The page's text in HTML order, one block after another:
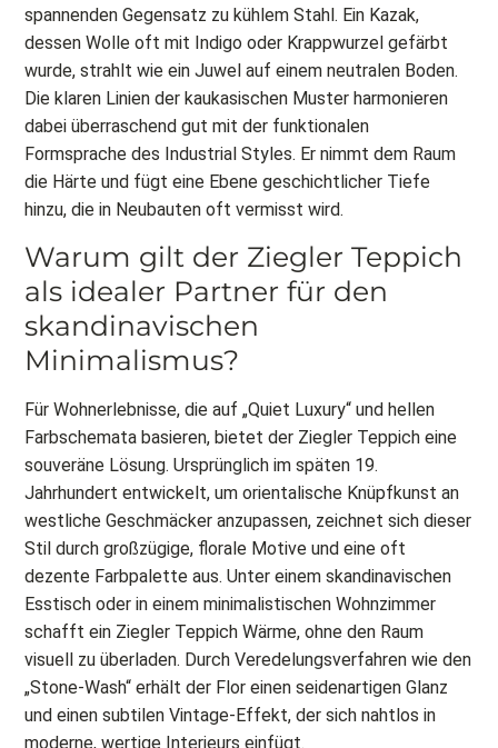
spannenden Gegensatz zu kühlem Stahl. Ein Kazak,
dessen Wolle oft mit Indigo oder Krappwurzel gefärbt
wurde, strahlt wie ein Juwel auf einem neutralen Boden.
Die klaren Linien der kaukasischen Muster harmonieren
dabei überraschend gut mit der funktionalen
Formsprache des Industrial Styles. Er nimmt dem Raum
die Härte und fügt eine Ebene geschichtlicher Tiefe
hinzu, die in Neubauten oft vermisst wird.
Warum gilt der Ziegler Teppich
als idealer Partner für den
skandinavischen
Minimalismus?
Für Wohnerlebnisse, die auf „Quiet Luxury“ und hellen
Farbschemata basieren, bietet der Ziegler Teppich eine
souveräne Lösung. Ursprünglich im späten 19.
Jahrhundert entwickelt, um orientalische Knüpfkunst an
westliche Geschmäcker anzupassen, zeichnet sich dieser
Stil durch großzügige, florale Motive und eine oft
dezente Farbpalette aus. Unter einem skandinavischen
Esstisch oder in einem minimalistischen Wohnzimmer
schafft ein Ziegler Teppich Wärme, ohne den Raum
visuell zu überladen. Durch Veredelungsverfahren wie den
„Stone-Wash“ erhält der Flor einen seidenartigen Glanz
und einen subtilen Vintage-Effekt, der sich nahtlos in
moderne, wertige Interieurs einfügt.